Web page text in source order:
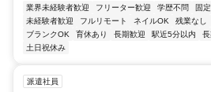
業界未経験者歓迎 フリーター歓迎 学歴不問 固
未経験者歓迎
フルリモート ネイルOK 残業なし
ブランクOK
育休あり 長期歓迎 駅近5分以内
土日祝休み
派遣社員